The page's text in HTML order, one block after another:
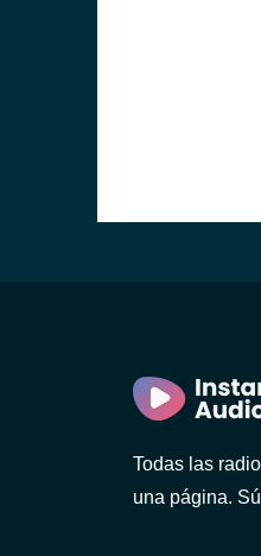
Todas las
una página.